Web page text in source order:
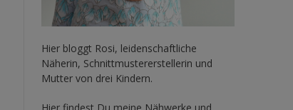
Hier bloggt Rosi, leidenschaftliche
Näherin, Schnittmustererstellerin und
Mutter von drei Kindern.